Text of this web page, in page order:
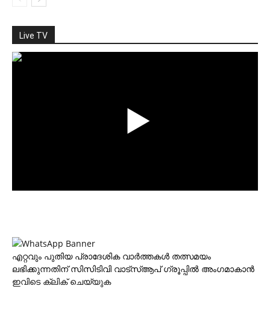
Live TV
എറ്റവും പുതിയ പ്രാദേശിക വാര്‍ത്തകള്‍ തത്സമയം
ലഭിക്കുന്നതിന് സിസിടിവി വാട്‌സ്ആപ് ഗ്രൂപ്പില്‍ അംഗമാകാന്‍
ഇവിടെ ക്ലിക് ചെയ്യുക